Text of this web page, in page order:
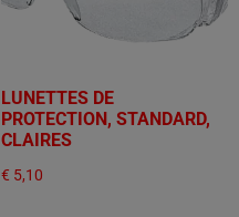
LUNETTES DE
PROTECTION, STANDARD,
CLAIRES
€ 5,10